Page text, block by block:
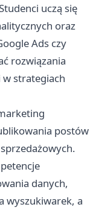
uczą się
oraz
Ads czy
rozwiązania
strategiach
postów
danych,
wyszukiwarek, a